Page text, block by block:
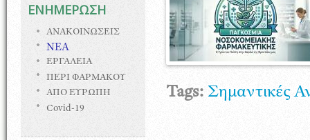
ΕΝΗΜΕΡΩΣΗ
ΑΝΑΚΟΙΝΩΣΕΙΣ
ΝΕΑ
ΕΡΓΑΛΕΙΑ
ΠΕΡΙ ΦΑΡΜΑΚΟΥ
ΑΠΟ ΕΥΡΩΠΗ
Covid-19
Tags: Σημαντικές